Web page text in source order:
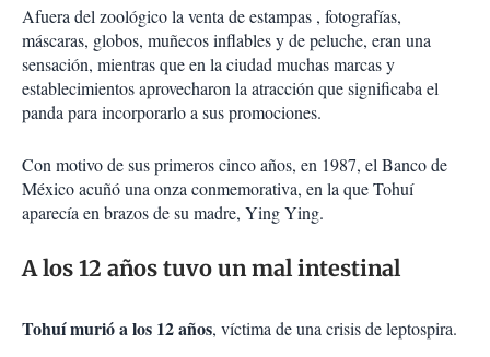
Afuera del zoológico la venta de estampas , fotografías,
máscaras, globos, muñecos inflables y de peluche, eran una
sensación, mientras que en la ciudad muchas marcas y
establecimientos aprovecharon la atracción que significaba el
panda para incorporarlo a sus promociones.
Con motivo de sus primeros cinco años, en 1987, el Banco de
México acuñó una onza conmemorativa, en la que Tohuí
aparecía en brazos de su madre, Ying Ying.
A los 12 años tuvo un mal intestinal
Tohuí murió a los 12 años, víctima de una crisis de leptospira.